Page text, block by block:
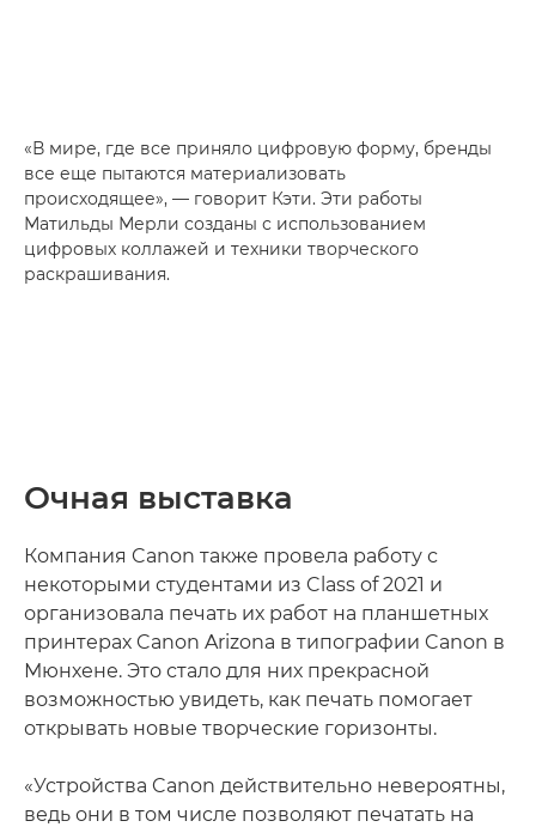
«В мире, где все приняло цифровую форму, бренды
все еще пытаются материализовать
происходящее», — говорит Кэти. Эти работы
Матильды Мерли созданы с использованием
цифровых коллажей и техники творческого
раскрашивания.
Очная выставка
Компания Canon также провела работу с
некоторыми студентами из Class of 2021 и
организовала печать их работ на планшетных
принтерах Canon Arizona в типографии Canon в
Мюнхене. Это стало для них прекрасной
возможностью увидеть, как печать помогает
открывать новые творческие горизонты.
«Устройства Canon действительно невероятны,
ведь они в том числе позволяют печатать на